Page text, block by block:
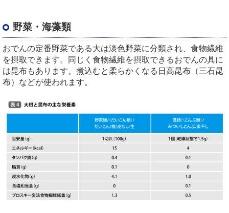
野菜・海藻類
おでんの定番野菜である大は淡色野菜に分類され、食物繊維
を摂取できます。同じく食物繊維を摂取できるおでんの具に
は昆布もあります。煮込むと柔らかくなる日高昆布（三石昆
布）などが使われます。